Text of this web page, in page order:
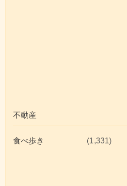
不動産
食べ歩き (1,331)